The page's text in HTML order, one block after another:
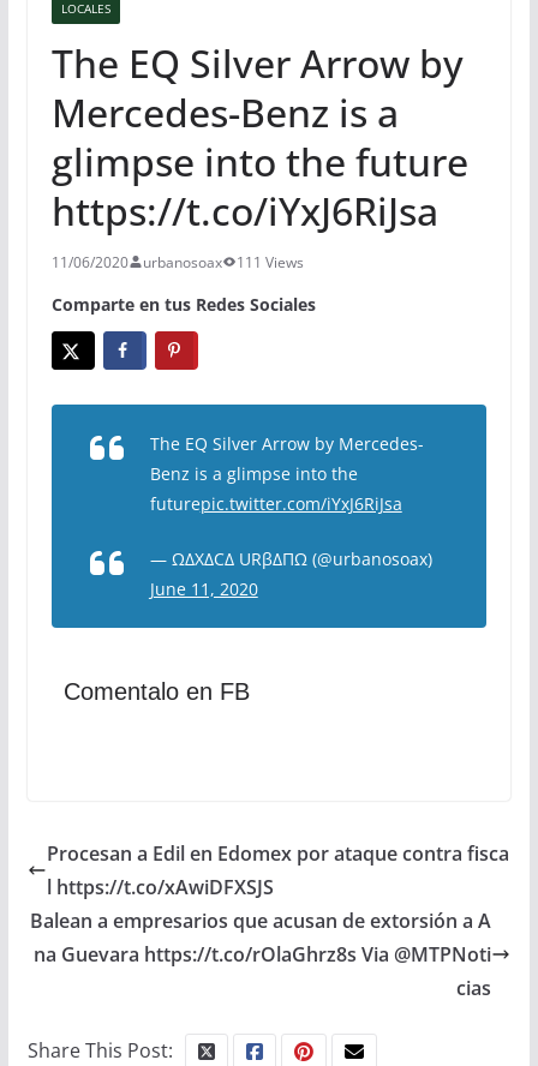
LOCALES
The EQ Silver Arrow by
Mercedes-Benz is a
glimpse into the future
https://t.co/iYxJ6RiJsa
11/06/2020 urbanosoax 111 Views
Comparte en tus Redes Sociales
The EQ Silver Arrow by Mercedes-
Benz is a glimpse into the
futurepic.twitter.com/iYxJ6RiJsa
— ΩΔXΔCΔ URβΔΠΩ (@urbanosoax)
June 11, 2020
Comentalo en FB
Procesan a Edil en Edomex por ataque contra fisca
l https://t.co/xAwiDFXSJS
Balean a empresarios que acusan de extorsión a A
na Guevara https://t.co/rOlaGhrz8s Via @MTPNoti
cias
Share This Post: